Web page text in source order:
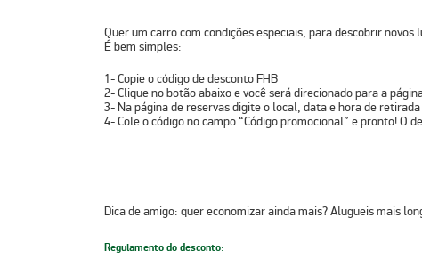
Quer um carro com condições especiais, para descobrir novos
É bem simples:
1-Copie o código de descontoFHB
2-Clique no botão abaixo e você será direcionado para a
3-Na página de reservas digite o local, data e hora de
4-Cole o código no campo “Código promocional” e pronto! O
Dica de amigo: quer economizar ainda mais? Alugueis mais
Regulamento do desconto: